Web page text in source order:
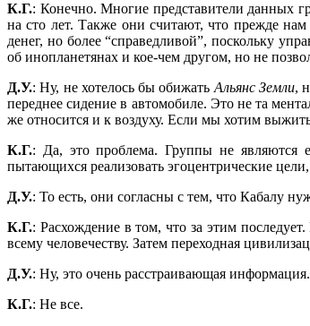
К.Г.: Конечно. Многие представители данных
на сто лет. Также они считают, что прежде нам
денег, но более “справедливой”, поскольку
об инопланетянах и кое-чем другом, но не
Д.У.: Ну, не хотелось бы обижатьАльянс Земли,
переднее сидение в автомобиле. Это не та
же относится и к воздуху. Если мы хотим
К.Г.: Да, это проблема. Группы не являются
пытающихся реализовать эгоцентрические цели,
Д.У.: То есть, они согласны с тем, что Кабалу
К.Г.: Расхождение в том, что за этим
всему человечеству. Затем переходная
Д.У.: Ну, это очень расстраивающая
К.Г.: Не все.